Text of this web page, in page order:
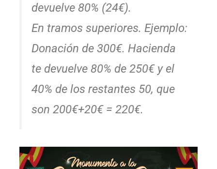
devuelve 80% (24€).
En tramos superiores. Ejemplo:
Donación de 300€. Hacienda
te devuelve 80% de 250€ y el
40% de los restantes 50, que
son 200€+20€ = 220€.